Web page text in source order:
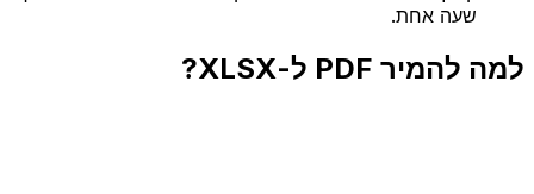
שעה אחת.
למה להמיר PDF ל-XLSX?